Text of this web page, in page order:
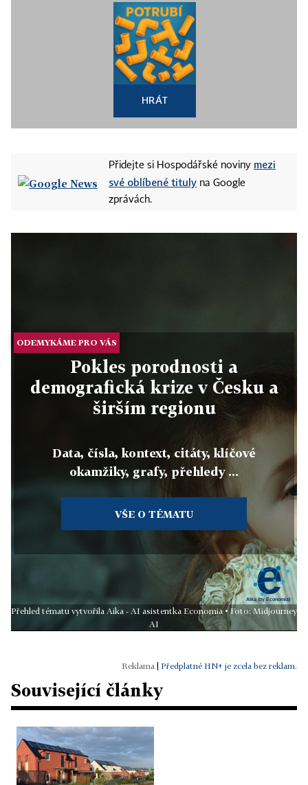
HRÁT
Přidejte si Hospodářské noviny mezi
své oblíbené tituly na Google
zprávách.
ODEMYKÁME PRO VÁS
Pokles porodnosti a
demografická krize v Česku a
širším regionu
Data, čísla, kontext, citáty, klíčové
okamžiky, grafy, přehledy ...
VŠE O TÉMATU
Přehled tématu vytvořila Aika - AI asistentka Economia • Foto: Midjourney
AI
| Předplatné HN+ je zcela bez reklam.
Související články